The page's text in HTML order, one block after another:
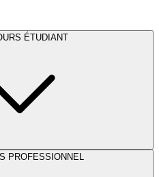
PARCOURS ÉTUDIANT
PARCOURS PROFESSIONNEL